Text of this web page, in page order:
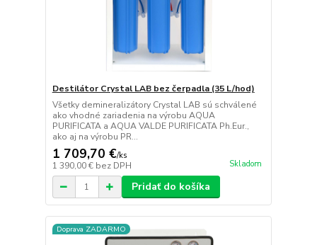
Destilátor Crystal LAB bez čerpadla (35 L/hod)
Všetky demineralizátory Crystal LAB sú schválené
ako vhodné zariadenia na výrobu AQUA
PURIFICATA a AQUA VALDE PURIFICATA Ph.Eur.,
ako aj na výrobu PR...
1 709,70 €/ks
1 390,00 € bez DPH Skladom
Pridať do košíka
Doprava ZADARMO